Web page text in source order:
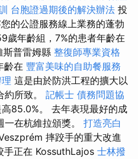
台胞證過期後的解決辦法 投
的公證服務線上業務的蓬勃
歲年齡組，7%的患者年齡在
斯普雷姆縣 整復師專業資格
齡在 豐富美味的自助餐服務
這是由於防洪工程的擴大以
所致。 記帳士 債務問題協
85.0%。 去年表現最好的成
在杭維拉頒獎。 打造亮白
摔跤手的重大改進
正在 KossuthLajos 士林撥